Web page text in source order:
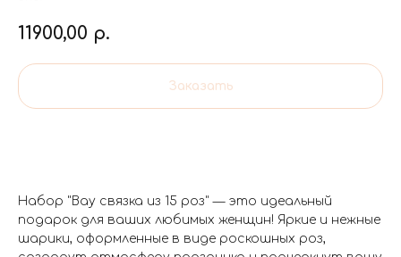
11900,00 р.
Заказать
Набор "Вау связка из 15 роз" — это идеальный
подарок для ваших любимых женщин! Яркие и нежные
шарики, оформленные в виде роскошных роз,